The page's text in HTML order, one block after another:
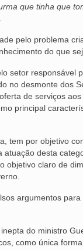
que tinha que
pelo problema
do que
setor responsável
no desmonte dos
de serviços
principal
tem por objetivo
desta
objetivo claro de
argumentos
do ministro
como única